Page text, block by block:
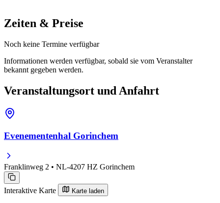
Zeiten & Preise
Noch keine Termine verfügbar
Informationen werden verfügbar, sobald sie vom Veranstalter
bekannt gegeben werden.
Veranstaltungsort und Anfahrt
Evenementenhal Gorinchem
Franklinweg 2 • NL-4207 HZ Gorinchem
Interaktive Karte Karte laden